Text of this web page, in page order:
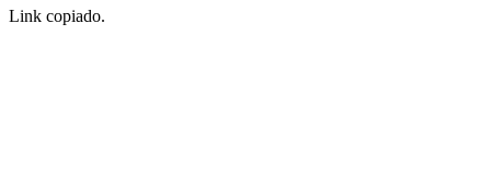
Link copiado.